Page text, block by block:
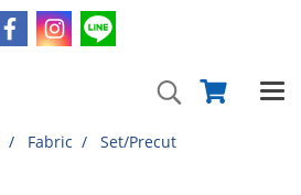
Fabric
Set/Precut